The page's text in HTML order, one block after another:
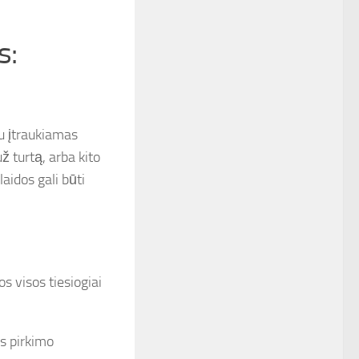
įtraukiamas
turtą, arba kito
gali būti
visos tiesiogiai
pirkimo